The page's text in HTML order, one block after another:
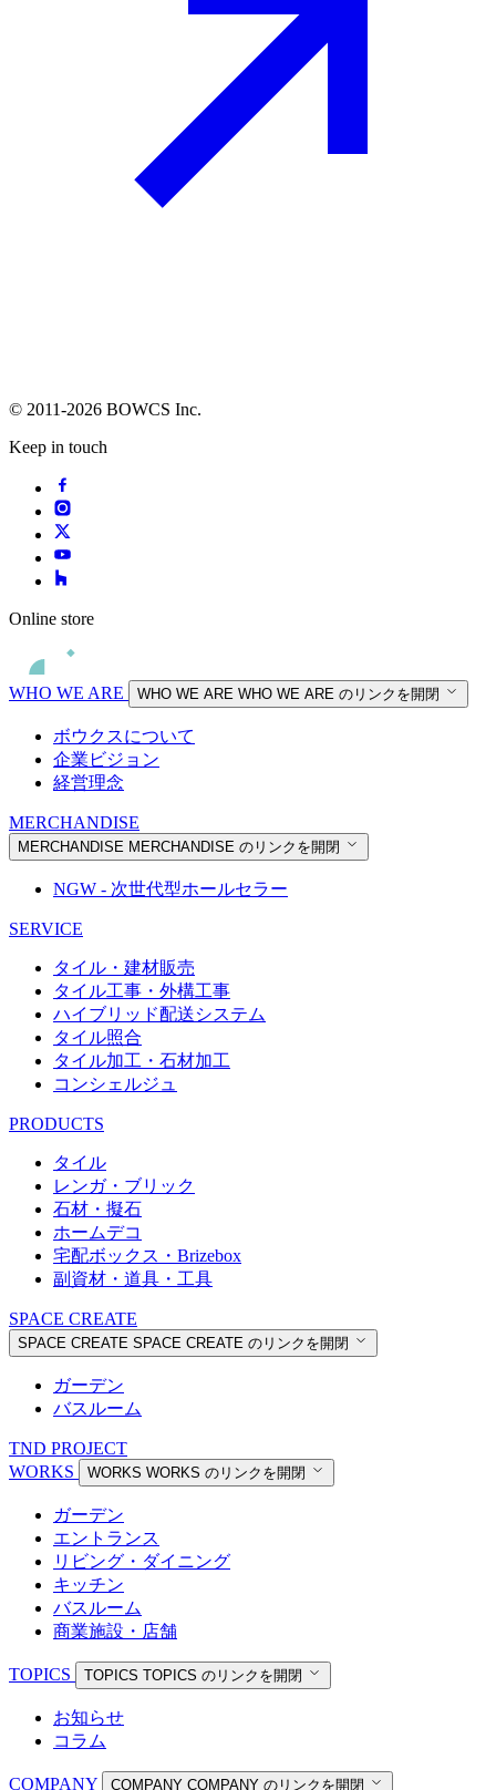
© 2011-2026 BOWCS Inc.
Keep in touch
Online store
WHO WE ARE WHO WE ARE WHO WE ARE のリンクを開閉
ボウクスについて
企業ビジョン
経営理念
MERCHANDISE
MERCHANDISE MERCHANDISE のリンクを開閉
NGW - 次世代型ホールセラー
SERVICE
タイル・建材販売
タイル工事・外構工事
ハイブリッド配送システム
タイル照合
タイル加工・石材加工
コンシェルジュ
PRODUCTS
タイル
レンガ・ブリック
石材・擬石
ホームデコ
宅配ボックス・Brizebox
副資材・道具・工具
SPACE CREATE
SPACE CREATE SPACE CREATE のリンクを開閉
ガーデン
バスルーム
TND PROJECT
WORKS
WORKS WORKS のリンクを開閉
ガーデン
エントランス
リビング・ダイニング
キッチン
バスルーム
商業施設・店舗
TOPICS TOPICS TOPICS のリンクを開閉
お知らせ
コラム
COMPANY COMPANY COMPANY のリンクを開閉